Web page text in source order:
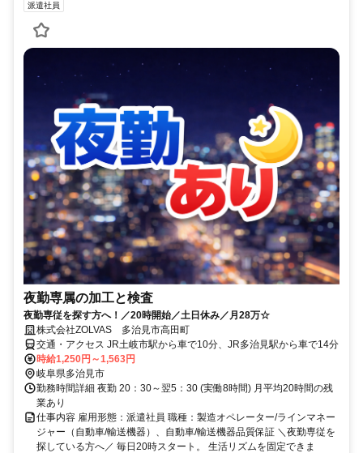
派遣社員
夜勤専属の加工と検査
夜勤専従を探す方へ！／20時開始／土日休み／月28万☆
株式会社ZOLVAS 多治見市高田町
交通・アクセス JR土岐市駅から車で10分、JR多治見駅から車で14分
時給1,250円～1,563円
岐阜県多治見市
勤務時間詳細 夜勤 20：30～翌5：30 (実働8時間) 月平均20時間の残
業あり
仕事内容 雇用形態：派遣社員 職種：製造オペレーター/ラインマネー
ジャー（自動車/輸送機器）、自動車/輸送機器品質保証 ＼夜勤専従を
探している方へ／ 毎日20時スタート。 生活リズムを固定できま